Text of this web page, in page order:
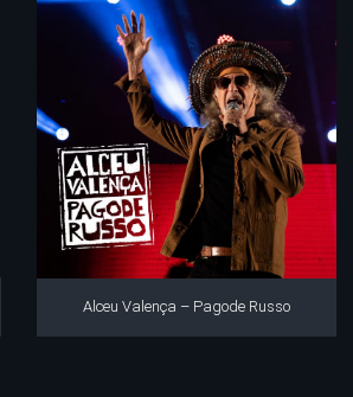
Alceu Valença – Pagode Russo